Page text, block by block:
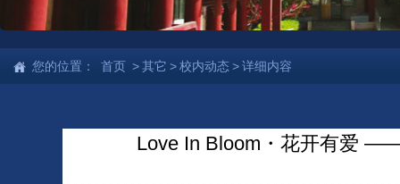
您的位置： 首页 >其它 >校内动态>详细内容
Love In Bloom・花开有爱